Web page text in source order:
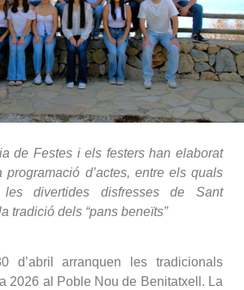
de Festes i els festers han elaborat
programació d’actes, entre els quals
les divertides disfresses de Sant
tradició dels “pans beneïts”
d’abril arranquen les tradicionals
2026 al Poble Nou de Benitatxell. La